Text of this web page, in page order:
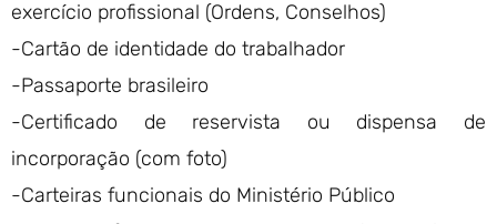
exercício profissional (Ordens, Conselhos)
-Cartão de identidade do trabalhador
-Passaporte brasileiro
-Certificado de reservista ou dispensa de
incorporação (com foto)
-Carteiras funcionais do Ministério Público